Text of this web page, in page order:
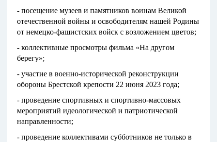
- посещение музеев и памятников воинам Великой
отечественной войны и освободителям нашей Родины
от немецко-фашистских войск с возложением цветов;
- коллективные просмотры фильма «На другом
берегу»;
- участие в военно-исторической реконструкции
обороны Брестской крепости 22 июня 2023 года;
- проведение спортивных и спортивно-массовых
мероприятий идеологической и патриотической
направленности;
- проведение коллективами субботников не только в